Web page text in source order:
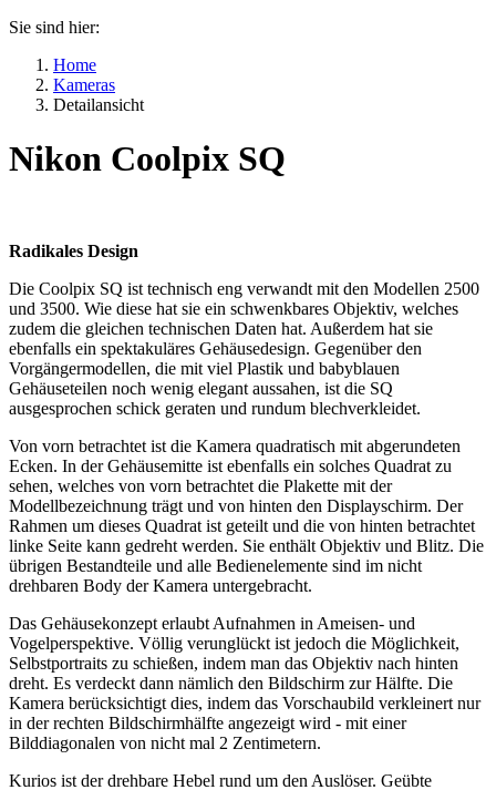
Sie sind hier:
Home
Kameras
Detailansicht
Nikon Coolpix SQ
Radikales Design
Die Coolpix SQ ist technisch eng verwandt mit den Modellen 2500
und 3500. Wie diese hat sie ein schwenkbares Objektiv, welches
zudem die gleichen technischen Daten hat. Außerdem hat sie
ebenfalls ein spektakuläres Gehäusedesign. Gegenüber den
Vorgängermodellen, die mit viel Plastik und babyblauen
Gehäuseteilen noch wenig elegant aussahen, ist die SQ
ausgesprochen schick geraten und rundum blechverkleidet.
Von vorn betrachtet ist die Kamera quadratisch mit abgerundeten
Ecken. In der Gehäusemitte ist ebenfalls ein solches Quadrat zu
sehen, welches von vorn betrachtet die Plakette mit der
Modellbezeichnung trägt und von hinten den Displayschirm. Der
Rahmen um dieses Quadrat ist geteilt und die von hinten betrachtet
linke Seite kann gedreht werden. Sie enthält Objektiv und Blitz. Die
übrigen Bestandteile und alle Bedienelemente sind im nicht
drehbaren Body der Kamera untergebracht.
Das Gehäusekonzept erlaubt Aufnahmen in Ameisen- und
Vogelperspektive. Völlig verunglückt ist jedoch die Möglichkeit,
Selbstportraits zu schießen, indem man das Objektiv nach hinten
dreht. Es verdeckt dann nämlich den Bildschirm zur Hälfte. Die
Kamera berücksichtigt dies, indem das Vorschaubild verkleinert nur
in der rechten Bildschirmhälfte angezeigt wird - mit einer
Bilddiagonalen von nicht mal 2 Zentimetern.
Kurios ist der drehbare Hebel rund um den Auslöser. Geübte